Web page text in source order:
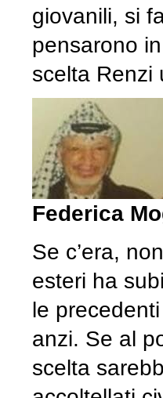
giovanili, si
pensarono
scelta Renzi
Federica
Se c’era,
esteri ha
le
anzi. Se al
scelta